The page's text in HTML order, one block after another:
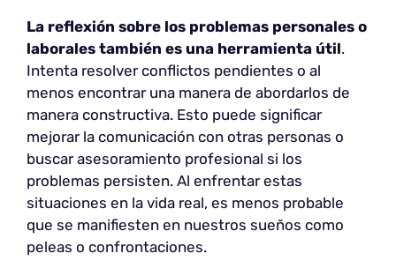
La reflexión sobre los problemas personales o
laborales también es una herramienta útil.
Intenta resolver conflictos pendientes o al
menos encontrar una manera de abordarlos de
manera constructiva. Esto puede significar
mejorar la comunicación con otras personas o
buscar asesoramiento profesional si los
problemas persisten. Al enfrentar estas
situaciones en la vida real, es menos probable
que se manifiesten en nuestros sueños como
peleas o confrontaciones.